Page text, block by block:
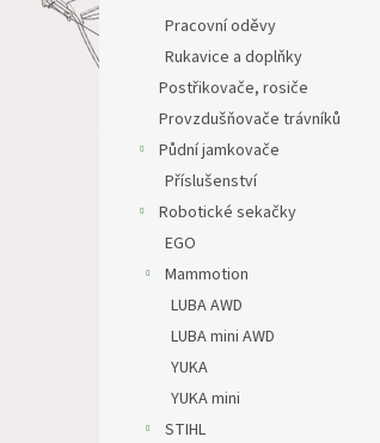
Pracovní oděvy
Rukavice a doplňky
Postřikovače, rosiče
Provzdušňovače trávníků
Půdní jamkovače
Příslušenství
Robotické sekačky
EGO
Mammotion
LUBA AWD
LUBA mini AWD
YUKA
YUKA mini
STIHL